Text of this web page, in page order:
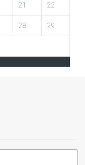
21 22
28 29